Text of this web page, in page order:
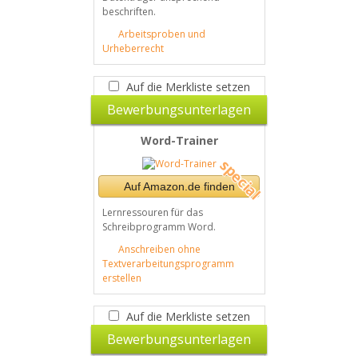
beschriften.
Arbeitsproben und
Urheberrecht
Auf die Merkliste setzen
Bewerbungsunterlagen
Word-Trainer
Auf Amazon.de finden
Lernressouren für das
Schreibprogramm Word.
Anschreiben ohne
Textverarbeitungsprogramm
erstellen
Auf die Merkliste setzen
Bewerbungsunterlagen